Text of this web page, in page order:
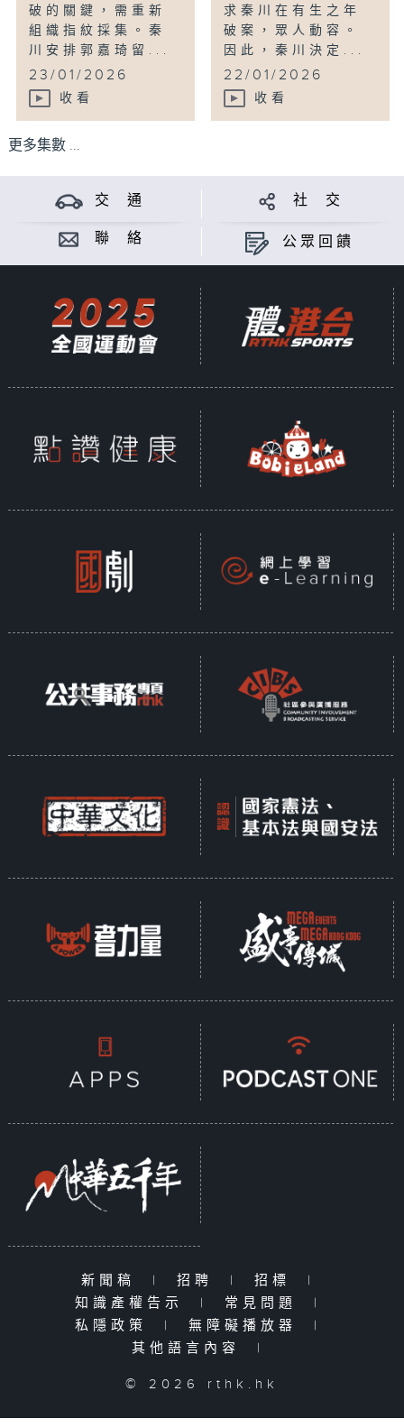
破的關鍵，需重新
組織指紋採集。秦
川安排郭嘉琦留...
23/01/2026
收看
求秦川在有生之年
破案，眾人動容。
因此，秦川決定...
22/01/2026
收看
更多集數 ...
交 通 社 交
聯 絡 公眾回饋
新聞稿 | 招聘 | 招標
|
知識產權告示
| 常見問題
|
私隱政策
| 無障礙播放器
|
其他語言內容
|
© 2026 rthk.hk